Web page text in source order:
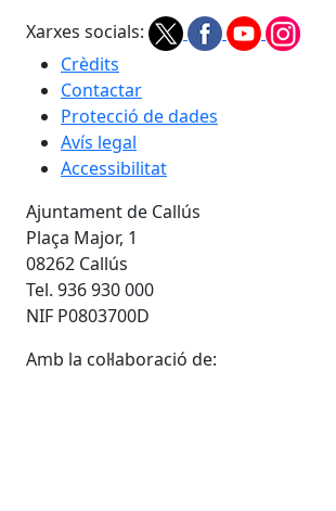
Xarxes socials:
Crèdits
Contactar
Protecció de dades
Avís legal
Accessibilitat
Ajuntament de Callús
Plaça Major, 1
08262 Callús
Tel. 936 930 000
NIF P0803700D
Amb la col·laboració de: